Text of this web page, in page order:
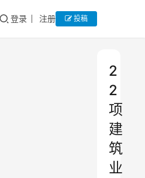
登录 注册 投稿
2
2
项
建
筑
业